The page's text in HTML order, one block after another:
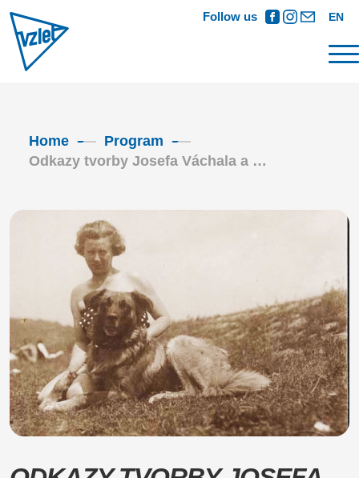
Follow us EN
Home
Program
Odkazy tvorby Josefa Váchala a …